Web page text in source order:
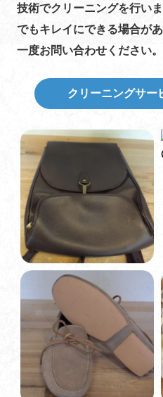
技術でクリーニングを行い
でもキレイにできる場合が
一度お問い合わせください。
クリーニングサー